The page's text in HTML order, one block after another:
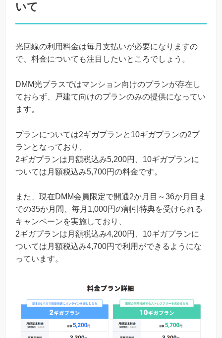
いて
光回線の利用料金は毎月支払いが必要になりますの
で、料金についても注目したいところでしょう。
DMM光プラスではマンション向けのプランが存在し
ておらず、戸建て向けのプランのみの提供になってい
ます。
プランについては2ギガプランと10ギガプランの2プ
ランとなっており、
2ギガプランは月額税込み5,200円、10ギガプランに
ついては月額税込み5,700円の料金です。
また、現在DMM会員限定で開通2か月目～36か月目ま
での35か月間、毎月1,000円の割引特典を受けられる
キャンペーンを実施しており、
2ギガプランは月額税込み4,200円、10ギガプランに
ついては月額税込み4,700円で利用ができるようにな
っています。